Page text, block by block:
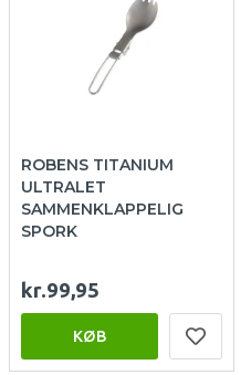
ROBENS TITANIUM
ULTRALET
SAMMENKLAPPELIG
SPORK
kr.99,95
KØB